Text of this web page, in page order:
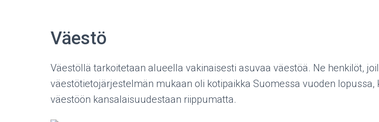
Väestö
Väestöllä tarkoitetaan alueella vakinaisesti asuvaa väestöä. Ne henkilöt,
väestötietojärjestelmän mukaan oli kotipaikka Suomessa vuoden lopussa,
väestöön kansalaisuudestaan riippumatta.